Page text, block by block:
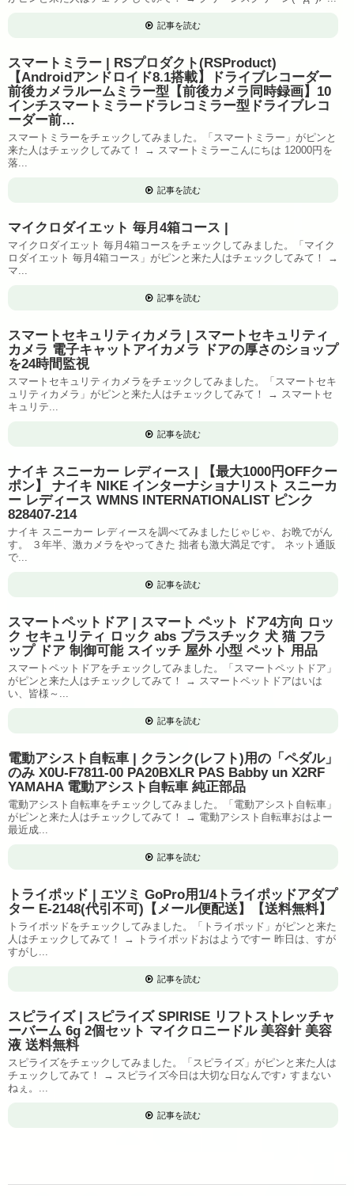
記事を読む
スマートミラー | RSプロダクト(RSProduct)
【Androidアンドロイド8.1搭載】ドライブレコーダー
前後カメラルームミラー型【前後カメラ同時録画】10
インチスマートミラードラレコミラー型ドライブレコ
ーダー前…
スマートミラーをチェックしてみました。「スマートミラー」がピンと
来た人はチェックしてみて！ → スマートミラーこんにちは 12000円を
落...
記事を読む
マイクロダイエット 毎月4箱コース |
マイクロダイエット 毎月4箱コースをチェックしてみました。「マイク
ロダイエット 毎月4箱コース」がピンと来た人はチェックしてみて！ →
マ...
記事を読む
スマートセキュリティカメラ | スマートセキュリティ
カメラ 電子キャットアイカメラ ドアの厚さのショップ
を24時間監視
スマートセキュリティカメラをチェックしてみました。「スマートセキ
ュリティカメラ」がピンと来た人はチェックしてみて！ → スマートセ
キュリテ...
記事を読む
ナイキ スニーカー レディース | 【最大1000円OFFクー
ポン】 ナイキ NIKE インターナショナリスト スニーカ
ー レディース WMNS INTERNATIONALIST ピンク
828407-214
ナイキ スニーカー レディースを調べてみましたじゃじゃ、お晩でがん
す。 ３年半、激カメラをやってきた 拙者も激大満足です。 ネット通販
で...
記事を読む
スマートペットドア | スマート ペット ドア4方向 ロッ
ク セキュリティ ロック abs プラスチック 犬 猫 フラ
ップ ドア 制御可能 スイッチ 屋外 小型 ペット 用品
スマートペットドアをチェックしてみました。「スマートペットドア」
がピンと来た人はチェックしてみて！ → スマートペットドアはいは
い、皆様～...
記事を読む
電動アシスト自転車 | クランク(レフト)用の「ペダル」
のみ X0U-F7811-00 PA20BXLR PAS Babby un X2RF
YAMAHA 電動アシスト自転車 純正部品
電動アシスト自転車をチェックしてみました。「電動アシスト自転車」
がピンと来た人はチェックしてみて！ → 電動アシスト自転車おはよー
最近成...
記事を読む
トライポッド | エツミ GoPro用1/4トライポッドアダプ
ター E-2148(代引不可)【メール便配送】【送料無料】
トライポッドをチェックしてみました。「トライポッド」がピンと来た
人はチェックしてみて！ → トライポッドおはようですー 昨日は、すが
すがし...
記事を読む
スピライズ | スピライズ SPIRISE リフトストレッチャ
ーバーム 6g 2個セット マイクロニードル 美容針 美容
液 送料無料
スピライズをチェックしてみました。「スピライズ」がピンと来た人は
チェックしてみて！ → スピライズ今日は大切な日なんです♪ すまない
ねぇ。...
記事を読む